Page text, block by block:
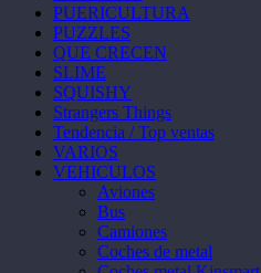
PUERICULTURA
PUZZLES
QUE CRECEN
SLIME
SQUISHY
Strangers Things
Tendencia / Top ventas
VARIOS
VEHICULOS
Aviones
Bus
Camiones
Coches de metal